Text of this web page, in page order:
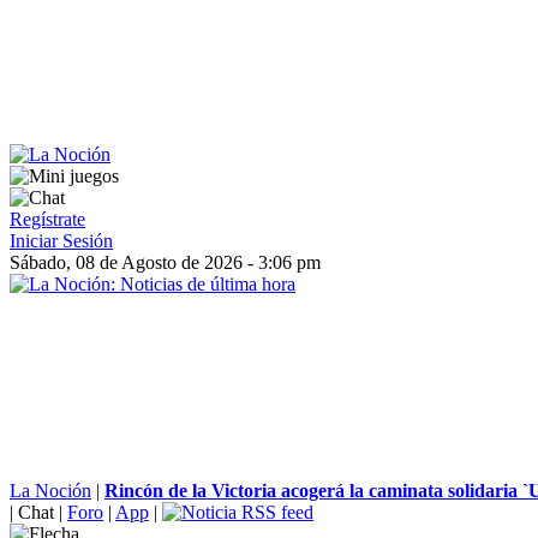
Regístrate
Iniciar Sesión
Sábado, 08 de Agosto de 2026 - 3:06 pm
La Noción | Rincón de la Victoria acogerá la caminata solidaria
| Chat | Foro | App |